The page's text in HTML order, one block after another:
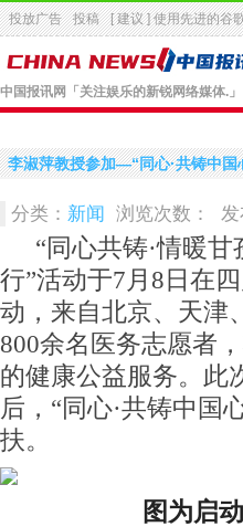
投放广告 投稿 [ 建议 ] 使用先进的谷
中国报讯网 「关注娱乐的新锐网络媒体.」
李淑萍教授参加—“同心·共铸中国
分类： 新闻 浏览次数：
“同心共铸·情暖
行”活动于7月8日在
动，来自北京、天津
800余名医务志愿者
的健康公益服务。此
后，“同心·共铸中国
扶。
图为启